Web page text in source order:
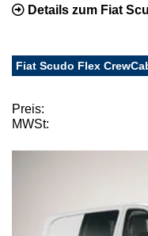
Details zum Fiat
Fiat Scudo Flex
Preis:
MWSt: